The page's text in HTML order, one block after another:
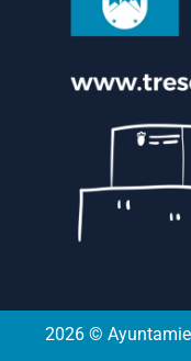
2026 ©